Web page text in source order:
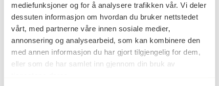
mediefunksjoner og for å analysere trafikken vår. Vi deler
dessuten informasjon om hvordan du bruker nettstedet
vårt, med partnerne våre innen sosiale medier,
annonsering og analysearbeid, som kan kombinere den
med annen informasjon du har gjort tilgjengelig for dem,
eller som de har samlet inn gjennom din bruk av
Grafikk
Teknikk og
Fargelitografi på papir